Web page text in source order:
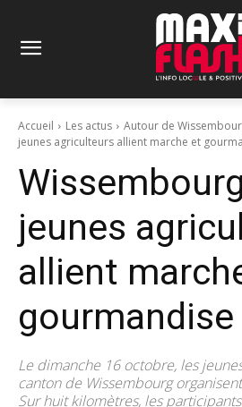
Accueil Les actus Autour de
jeunes agriculteurs allient marche et
jeunes
allient
gourmandise
Le dimanche 16 octobre, les
canton de Wissembourg
Sur huit kilomètres, les